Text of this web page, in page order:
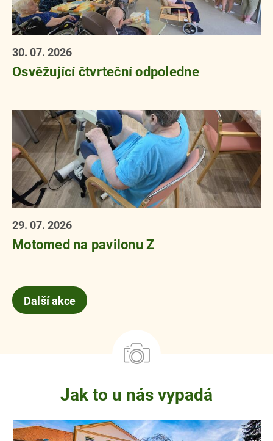
30. 07. 2026
Osvěžující čtvrteční odpoledne
29. 07. 2026
Motomed na pavilonu Z
Další akce
Jak to u nás vypadá